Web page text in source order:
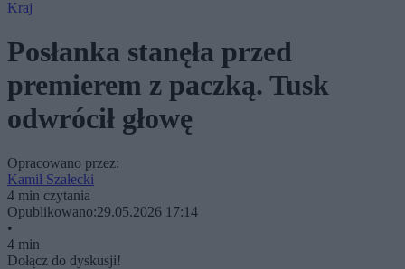
Kraj
Posłanka stanęła przed
premierem z paczką. Tusk
odwrócił głowę
Opracowano przez:
Kamil Szałecki
4 min czytania
Opublikowano:29.05.2026 17:14
•
4 min
Dołącz do dyskusji!